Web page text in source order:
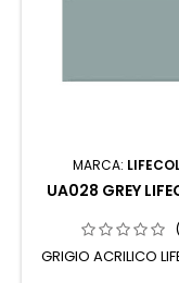
MARCA:
UA028 GREY
GRIGIO ACRILICO